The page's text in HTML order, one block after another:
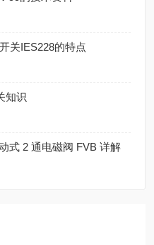
关IES228的特点
知识
式 2 通电磁阀 FVB 详解